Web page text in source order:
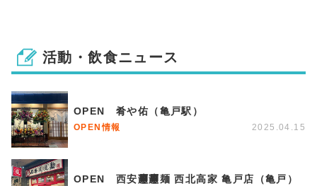
活動・飲食ニュース
OPEN 肴や佑（亀戸駅）
OPEN情報 2025.04.15
OPEN 西安𰻞𰻞麺 西北高家 亀戸店（亀戸）